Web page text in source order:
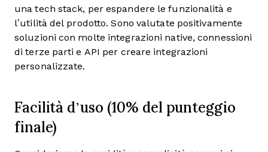
una tech stack, per espandere le funzionalità e
l’utilità del prodotto. Sono valutate positivamente
soluzioni con molte integrazioni native, connessioni
di terze parti e API per creare integrazioni
personalizzate.
Facilità d’uso (10% del punteggio
finale)